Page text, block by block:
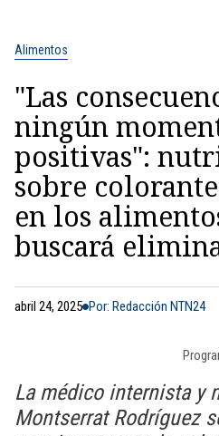
Alimentos
"Las
ningún
positivas":
sobre
en los
buscará
abril 24, 2025 Por: Redacción NTN24
La médico internista y
Montserrat Rodríguez